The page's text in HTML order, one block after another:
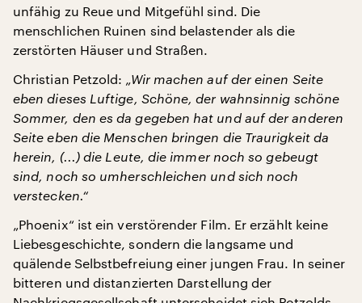
unfähig zu Reue und Mitgefühl sind. Die
menschlichen Ruinen sind belastender als die
zerstörten Häuser und Straßen.
Christian Petzold: „Wir machen auf der einen Seite
eben dieses Luftige, Schöne, der wahnsinnig schöne
Sommer, den es da gegeben hat und auf der anderen
Seite eben die Menschen bringen die Traurigkeit da
herein, (...) die Leute, die immer noch so gebeugt
sind, noch so umherschleichen und sich noch
verstecken.“
„Phoenix“ ist ein verstörender Film. Er erzählt keine
Liebesgeschichte, sondern die langsame und
quälende Selbstbefreiung einer jungen Frau. In seiner
bitteren und distanzierten Darstellung der